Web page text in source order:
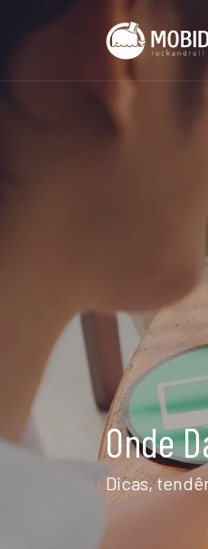
Onde
Dicas,